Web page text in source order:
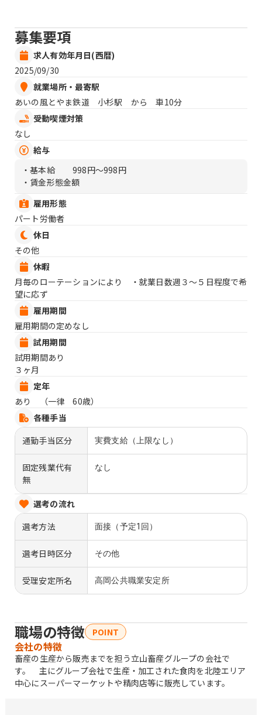
募集要項
求人有効年月日(西暦)
2025/09/30
就業場所・最寄駅
あいの風とやま鉄道 小杉駅 から 車10分
受動喫煙対策
なし
給与
・基本給
998円〜998円
・賃金形態金額
雇用形態
パート労働者
休日
その他
休暇
月毎のローテーションにより ・就業日数週３〜５日程度で希
望に応ず
雇用期間
雇用期間の定めなし
試用期間
試用期間あり
３ヶ月
定年
あり （一律 60歳）
各種手当
通勤手当区分
実費支給（上限なし）
固定残業代有
無
なし
選考の流れ
選考方法
面接（予定1回）
選考日時区分 その他
受理安定所名 高岡公共職業安定所
職場の特徴 POINT
会社の特徴
畜産の生産から販売までを担う立山畜産グループの会社で
す。 主にグループ会社で生産・加工された食肉を北陸エリア
中心にスーパーマーケットや精肉店等に販売しています。